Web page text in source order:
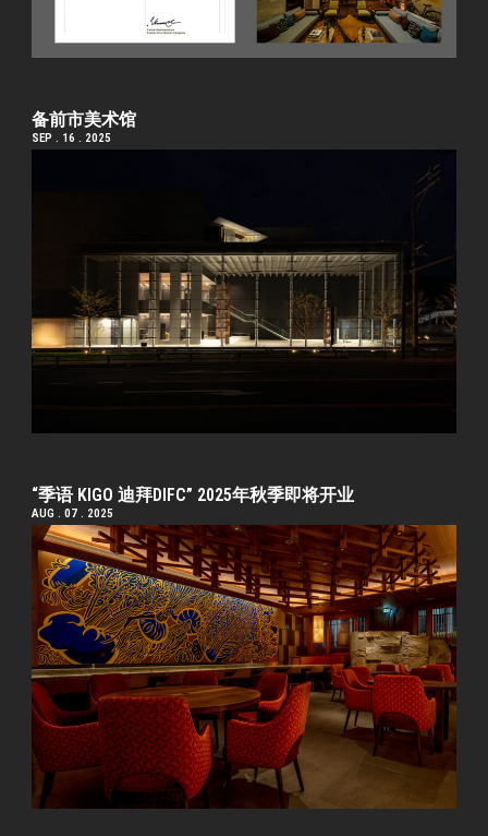
备前市美术馆
SEP . 16 . 2025
“季语 KIGO 迪拜DIFC” 2025年秋季即将开业
AUG . 07 . 2025